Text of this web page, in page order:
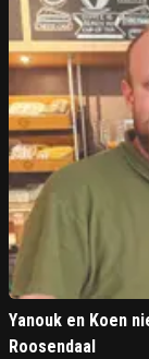
Yanouk en Koen
Roosendaal